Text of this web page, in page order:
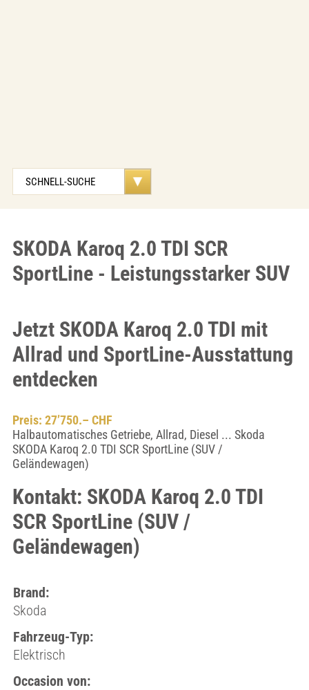
SKODA Karoq 2.0 TDI SCR
SportLine - Leistungsstarker SUV
Jetzt SKODA Karoq 2.0 TDI mit
Allrad und SportLine-Ausstattung
entdecken
Preis: 27’750.– CHF
Halbautomatisches Getriebe, Allrad, Diesel ... Skoda
SKODA Karoq 2.0 TDI SCR SportLine (SUV /
Geländewagen)
Kontakt: SKODA Karoq 2.0 TDI
SCR SportLine (SUV /
Geländewagen)
Brand:
Skoda
Fahrzeug-Typ:
Elektrisch
Occasion von: